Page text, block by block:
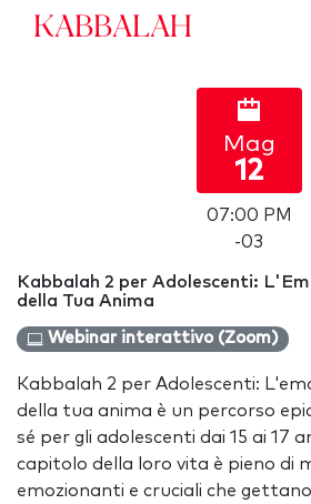
Kabbalah
Mag
12
07:00 PM
-03
Kabbalah 2 per Adolescenti:
della Tua Anima
Webinar interattivo (Zoom)
Kabbalah 2 per Adolescenti:
della tua anima è un percorso
sé per gli adolescenti dai 15 ai 17
capitolo della loro vita è pieno di
emozionanti e cruciali che